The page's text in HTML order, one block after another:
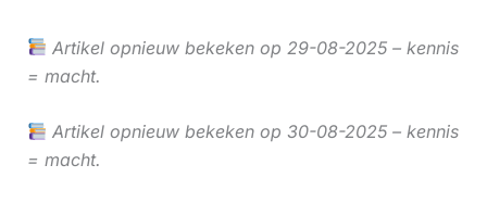
Artikel opnieuw bekeken op 29-08-2025 – kennis
= macht.
Artikel opnieuw bekeken op 30-08-2025 – kennis
= macht.